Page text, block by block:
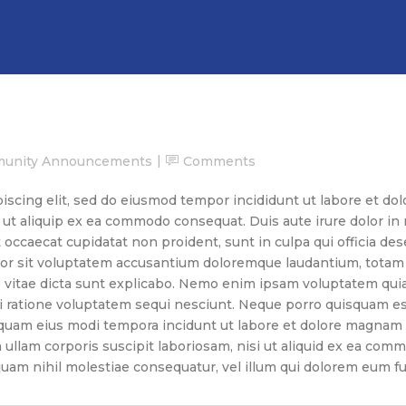
Announcements Comments
elit, sed do eiusmod tempor incididunt ut labore et
aliquip ex ea commodo consequat. Duis aute irure dolor
cupidatat non proident, sunt in culpa qui officia
sit voluptatem accusantium doloremque laudantium, totam
dicta sunt explicabo. Nemo enim ipsam voluptatem
voluptatem sequi nesciunt. Neque porro quisquam
eius modi tempora incidunt ut labore et dolore
corporis suscipit laboriosam, nisi ut aliquid ex ea
nihil molestiae consequatur, vel illum qui dolorem eum